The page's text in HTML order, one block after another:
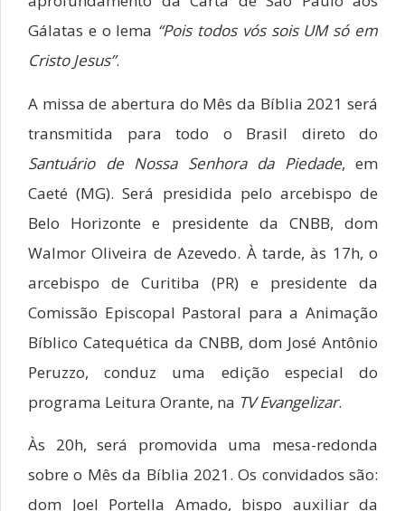
Gálatas e o lema “Pois todos vós sois UM só em
Cristo Jesus”.
A missa de abertura do Mês da Bíblia 2021 será
transmitida para todo o Brasil direto do
Santuário de Nossa Senhora da Piedade, em
Caeté (MG). Será presidida pelo arcebispo de
Belo Horizonte e presidente da CNBB, dom
Walmor Oliveira de Azevedo. À tarde, às 17h, o
arcebispo de Curitiba (PR) e presidente da
Comissão Episcopal Pastoral para a Animação
Bíblico Catequética da CNBB, dom José Antônio
Peruzzo, conduz uma edição especial do
programa Leitura Orante, na TV Evangelizar.
Às 20h, será promovida uma mesa-redonda
sobre o Mês da Bíblia 2021. Os convidados são:
dom Joel Portella Amado, bispo auxiliar da